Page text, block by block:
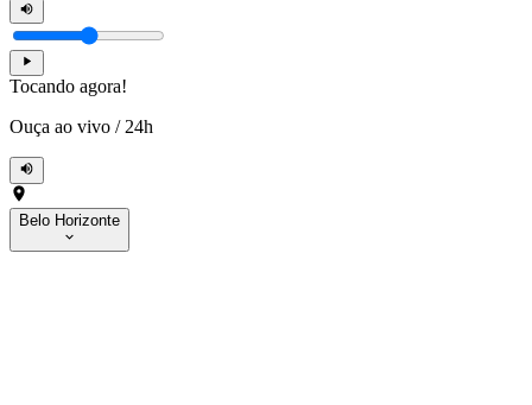
Tocando agora!
Ouça ao vivo / 24h
Belo Horizonte